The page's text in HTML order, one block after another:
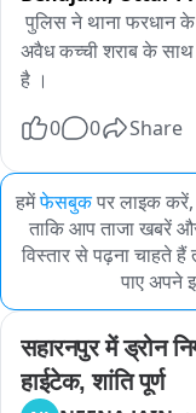
पुलिस ने थाना फरधान के
अवैध कच्ची शराब के साथ
है ।
0
0 Share
हमेंफेसबुकपर लाइक करें,
ताकि आप ताजा खबरें
विस्तार से पढ़ना चाहते हैं
पाए अपने
सहारनपुर में ड्रोन
हाईटेक, शांति पूर्ण